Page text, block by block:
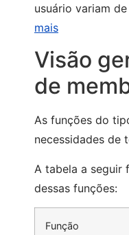
usuário variam
mais
Visão
de
As funções do
necessidades de
A tabela a seguir
dessas funções:
Função